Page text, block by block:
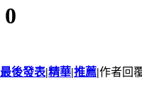
0
最後發表|精華|推薦|作者回